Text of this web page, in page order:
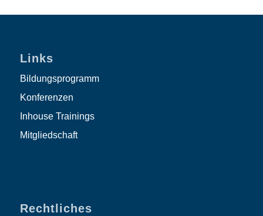
Links
Bildungsprogramm
Konferenzen
Inhouse Trainings
Mitgliedschaft
Rechtliches